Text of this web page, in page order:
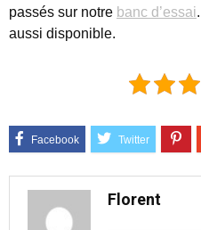
passés sur notre banc d’essai
aussi disponible.
Florent